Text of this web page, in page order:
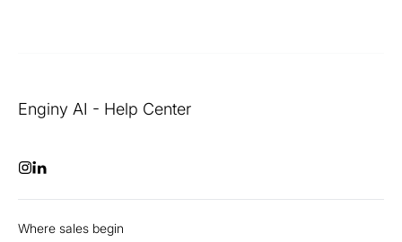
Enginy AI - Help Center
Where sales begin